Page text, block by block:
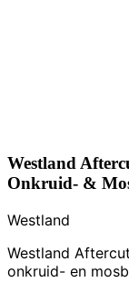
Westland
Onkruid- &
Westland
Westland
onkruid- en